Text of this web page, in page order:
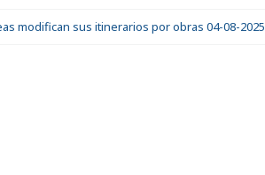
modifican sus itinerarios por obras 04-08-2025